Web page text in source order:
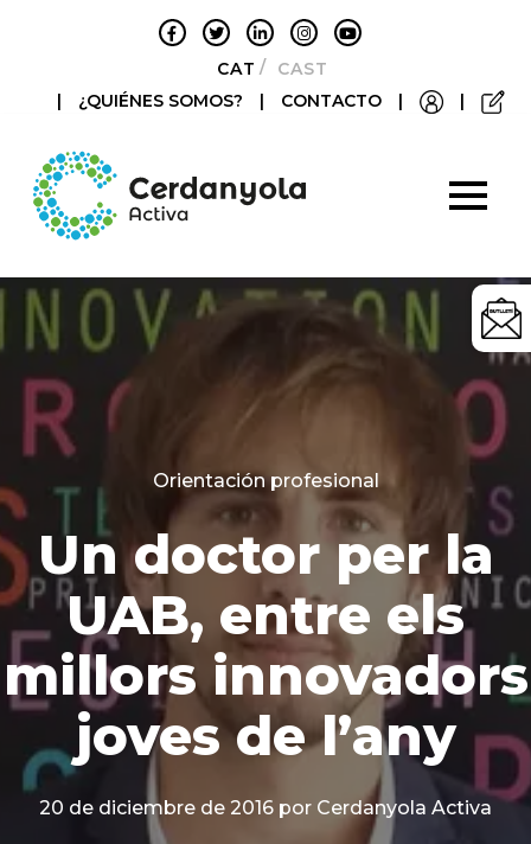
CATALÀCASTELLANO
|
¿QUIÉNES SOMOS? | CONTACTO | |
Categories
Orientación profesional
Un doctor per la
UAB, entre els
millors innovadors
joves de l’any
20 de diciembre de 2016 por Cerdanyola Activa